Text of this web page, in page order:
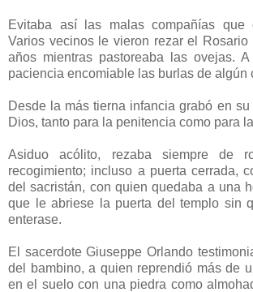
Evitaba así las malas compañías que
Varios vecinos le vieron rezar el
años mientras pastoreaba las ovejas.
paciencia encomiable las burlas de algún
Desde la más tierna infancia grabó en
Dios, tanto para la penitencia como para
Asiduo acólito, rezaba siempre de
recogimiento; incluso a puerta cerrada,
del sacristán, con quien quedaba a una
que le abriese la puerta del templo sin
enterase.
El sacerdote Giuseppe Orlando
del bambino, a quien reprendió más de
en el suelo con una piedra como